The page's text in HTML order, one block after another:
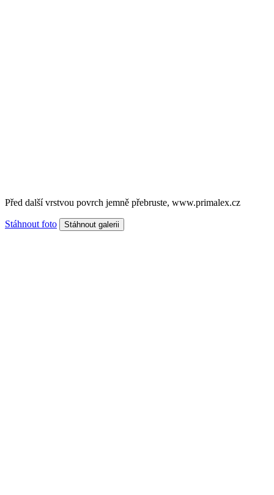
Před další vrstvou povrch jemně přebruste, www.primalex.cz
Stáhnout foto